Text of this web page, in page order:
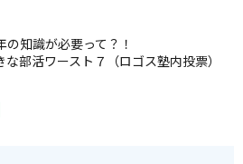
知識が必要って？！
部活ワースト７（ロゴス塾内投票）